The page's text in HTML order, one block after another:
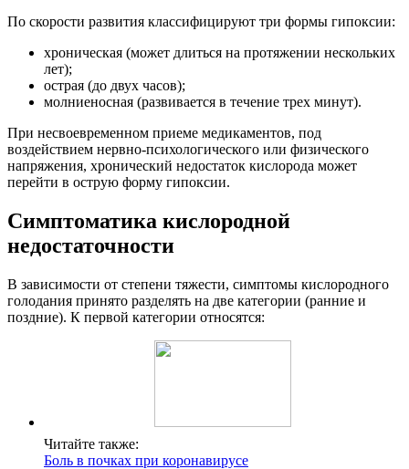
По скорости развития классифицируют три формы гипоксии:
хроническая (может длиться на протяжении нескольких
лет);
острая (до двух часов);
молниеносная (развивается в течение трех минут).
При несвоевременном приеме медикаментов, под
воздействием нервно-психологического или физического
напряжения, хронический недостаток кислорода может
перейти в острую форму гипоксии.
Симптоматика кислородной
недостаточности
В зависимости от степени тяжести, симптомы кислородного
голодания принято разделять на две категории (ранние и
поздние). К первой категории относятся:
Читайте также:
Боль в почках при коронавирусе